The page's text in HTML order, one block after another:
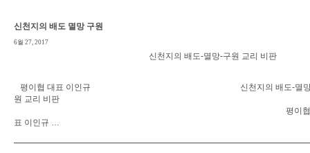
신천지의 배도 멸망 구원
6월 27, 2017
신천지의 배도-멸망-구원 교리 비판
평이협 대표 이인규 신천지의 배도-멸망-
원 교리 비판
평이협
표 이인규 …